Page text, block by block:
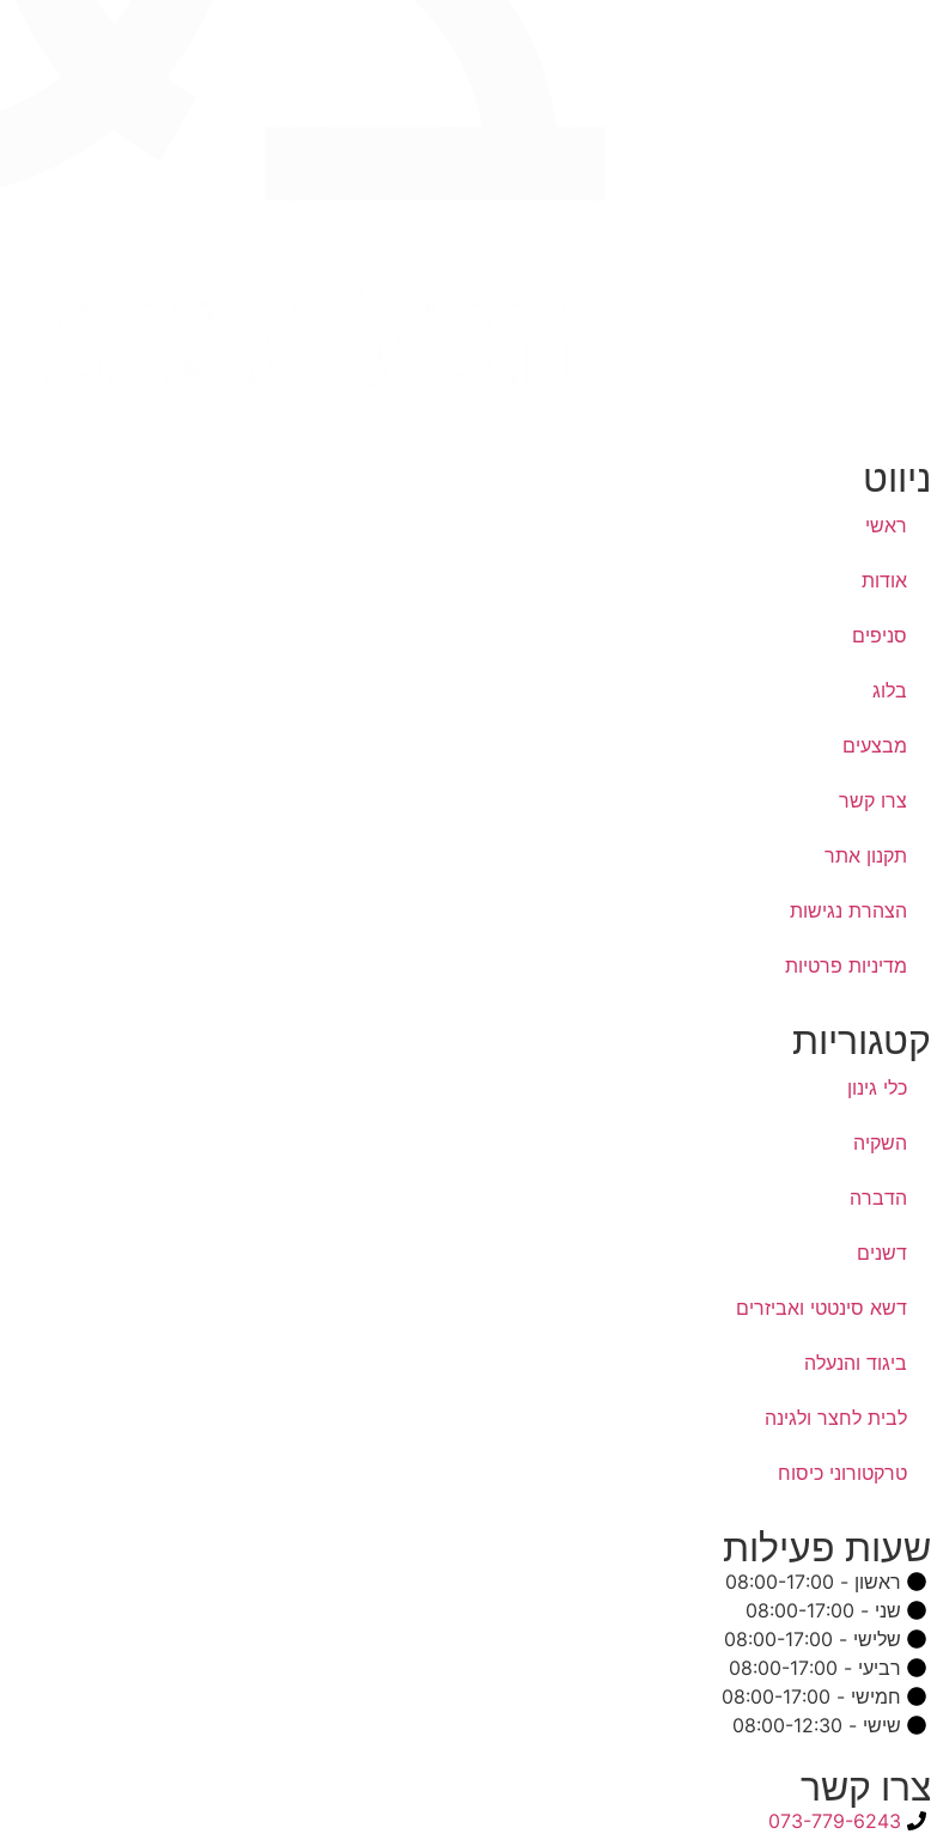
ניווט
ראשי
אודות
סניפים
בלוג
מבצעים
צרו קשר
תקנון אתר
הצהרת נגישות
מדיניות פרטיות
קטגוריות
כלי גינון
השקיה
הדברה
דשנים
דשא סינטטי ואביזרים
ביגוד והנעלה
לבית לחצר ולגינה
טרקטורוני כיסוח
שעות פעילות
ראשון - 08:00-17:00
שני - 08:00-17:00
שלישי - 08:00-17:00
רביעי - 08:00-17:00
חמישי - 08:00-17:00
שישי - 08:00-12:30
צרו קשר
073-779-6243